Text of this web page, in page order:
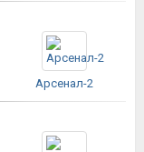
Арсенал-2